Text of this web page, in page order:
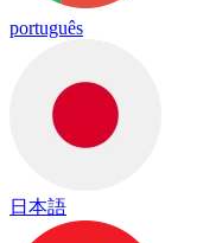
português
日本語